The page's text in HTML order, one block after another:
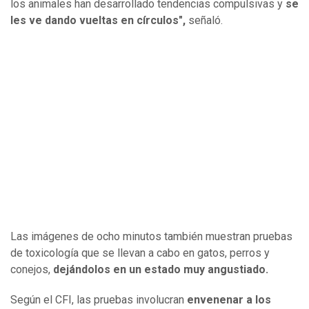
los animales han desarrollado tendencias compulsivas y se
les ve dando vueltas en círculos", señaló.
Las imágenes de ocho minutos también muestran pruebas
de toxicología que se llevan a cabo en gatos, perros y
conejos, dejándolos en un estado muy angustiado.
Según el CFI, las pruebas involucran envenenar a los